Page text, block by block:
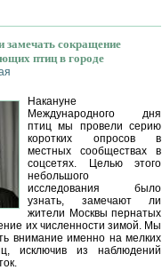
замечать сокращение
птиц в городе
Накануне
Международного дня
птиц мы провели серию
коротких опросов в
местных сообществах в
соцсетях. Целью этого
небольшого
исследования было
узнать, замечают ли
жители Москвы пернатых
их численности зимой. Мы
внимание именно на мелких
исключив из наблюдений